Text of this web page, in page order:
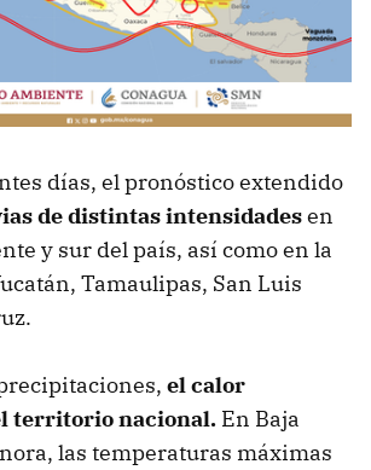
días, el pronóstico extendido
de distintas intensidadesen
y sur del país, así como en la
Tamaulipas, San Luis
el calor
territorio nacional. En Baja
las temperaturas máximas